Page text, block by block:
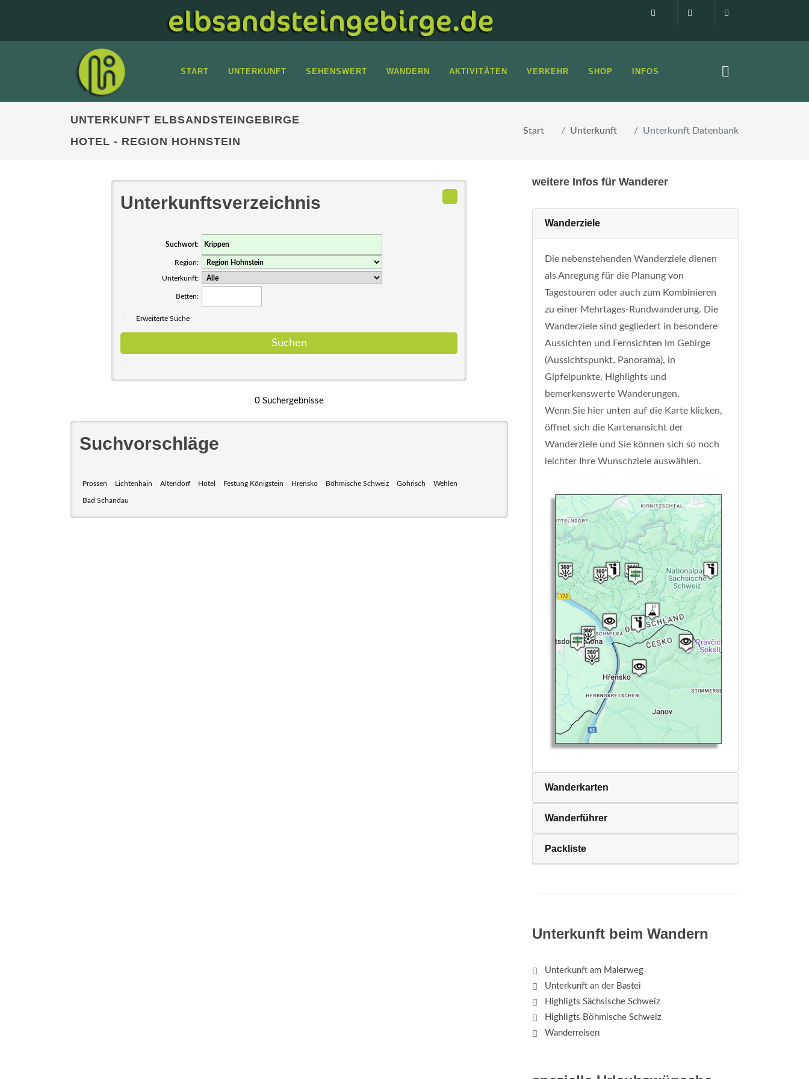
Impressum0160 99873408
START UNTERKUNFT SEHENSWERT WANDERN AKTIVITÄTEN VERKEHR SHOP INFOS
UNTERKUNFT ELBSANDSTEINGEBIRGE
HOTEL - REGION HOHNSTEIN
Start Unterkunft Unterkunft Datenbank
Unterkunftsverzeichnis
Suchwort:
Region:
Unterkunft:
Betten:
Erweiterte Suche
0 Suchergebnisse
Suchvorschläge
Prossen Lichtenhain Altendorf Hotel Festung Königstein Hrensko Böhmische Schweiz Gohrisch Wehlen
Bad Schandau
weitere Infos für Wanderer
Wanderziele
Die nebenstehenden Wanderziele dienen
als Anregung für die Planung von
Tagestouren oder auch zum Kombinieren
zu einer Mehrtages-Rundwanderung. Die
Wanderziele sind gegliedert in besondere
Aussichten und Fernsichten im Gebirge
(Aussichtspunkt, Panorama), in
Gipfelpunkte, Highlights und
bemerkenswerte Wanderungen.
Wenn Sie hier unten auf die Karte klicken,
öffnet sich die Kartenansicht der
Wanderziele und Sie können sich so noch
leichter Ihre Wunschziele auswählen.
Wanderkarten
Wanderführer
Packliste
Unterkunft beim Wandern
Unterkunft am Malerweg
Unterkunft an der Bastei
Highligts Sächsische Schweiz
Highligts Böhmische Schweiz
Wanderreisen